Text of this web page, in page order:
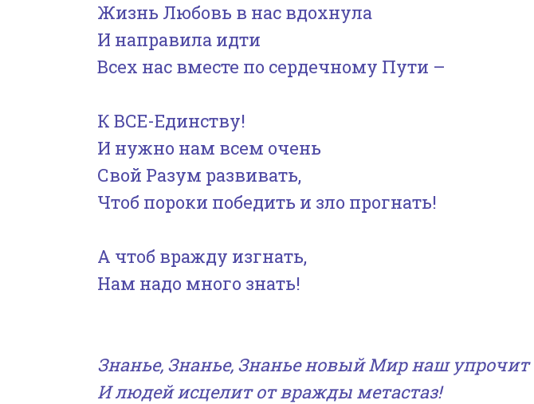
Жизнь Любовь в нас вдохнула
И направила идти
Всех нас вместе по сердечному Пути –
К ВСЕ-Единству!
И нужно нам всем очень
Свой Разум развивать,
Чтоб пороки победить и зло прогнать!
А чтоб вражду изгнать,
Нам надо много знать!
Знанье, Знанье, Знанье новый Мир наш упрочит
И людей исцелит от вражды метастаз!